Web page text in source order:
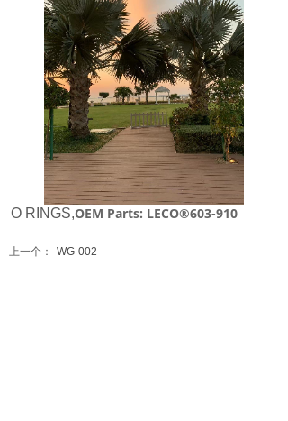
O RINGS,OEM Parts: LECO®603-910
上一个：
WG-002